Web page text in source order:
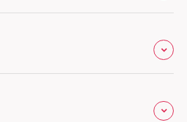
宮
ル三芳
プラザ小松
総合修理センター
梅田
る表記